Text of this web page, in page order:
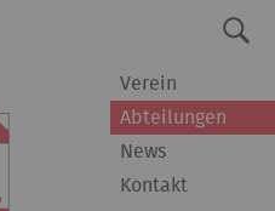
Verein
Abteilungen
News
Kontakt